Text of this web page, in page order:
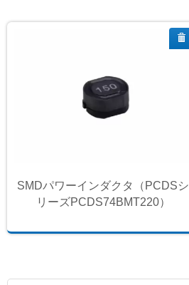
SMDパワーインダクタ（PCDSシ
リーズPCDS74BMT220）